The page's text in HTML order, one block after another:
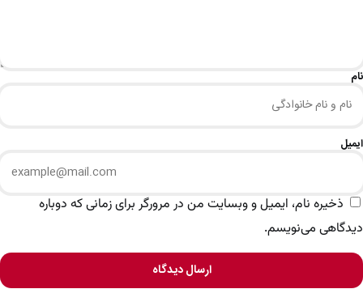
نام
ایمیل
ذخیره نام، ایمیل و وبسایت من در مرورگر برای زمانی که دوباره
دیدگاهی می‌نویسم.
ارسال دیدگاه